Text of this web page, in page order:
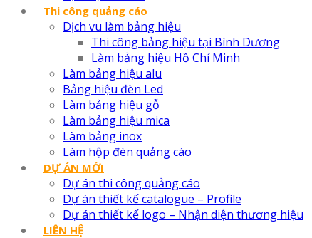
Thi công quảng cáo
Dịch vu làm bảng hiệu
Thi công bảng hiệu tại Bình Dương
Làm bảng hiệu Hồ Chí Minh
Làm bảng hiệu alu
Bảng hiệu đèn Led
Làm bảng hiệu gỗ
Làm bảng hiệu mica
Làm bảng inox
Làm hộp đèn quảng cáo
DỰ ÁN MỚI
Dự án thi công quảng cáo
Dự án thiết kế catalogue – Profile
Dự án thiết kế logo – Nhận diện thương hiệu
LIÊN HỆ